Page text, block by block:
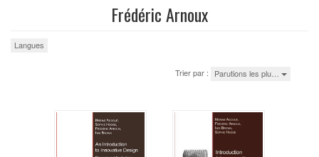
Frédéric Arnoux
Langues
Trier par : Parutions les plu…